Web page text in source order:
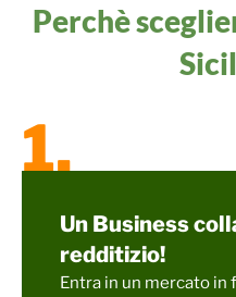
Perchè
1.
Un Business
redditizio!
Entra in un mercato in